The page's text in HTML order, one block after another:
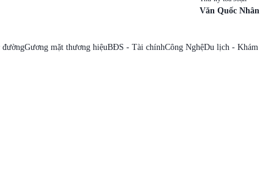
Văn Quốc Nhân
đườngGương mặt thương hiệuBĐS - Tài chínhCông NghệDu lịch - Khám